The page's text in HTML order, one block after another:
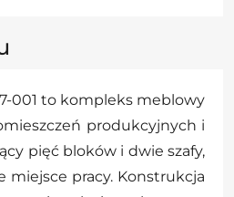
001 to kompleks meblowy
produkcyjnych i
pięć bloków i dwie szafy,
miejsce pracy. Konstrukcja